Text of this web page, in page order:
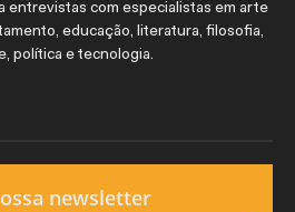
entrevistas com especialistas em arte
educação, literatura, filosofia,
política e tecnologia.
newsletter